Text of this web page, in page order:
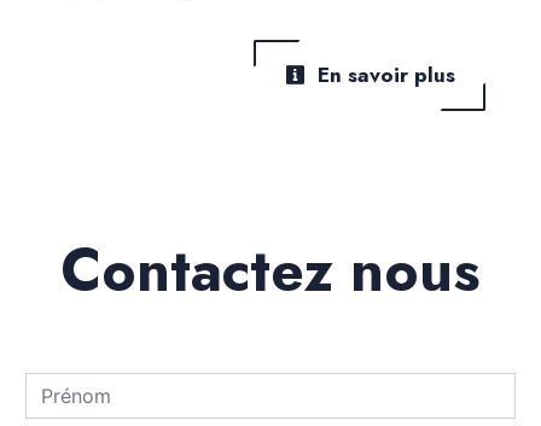
En savoir plus
Contactez nous